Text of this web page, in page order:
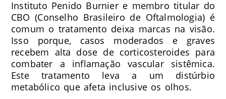
Instituto Penido Burnier e membro titular do
CBO (Conselho Brasileiro de Oftalmologia) é
comum o tratamento deixa marcas na visão.
Isso porque, casos moderados e graves
recebem alta dose de corticosteroides para
combater a inflamação vascular sistêmica.
Este tratamento leva a um distúrbio
metabólico que afeta inclusive os olhos.